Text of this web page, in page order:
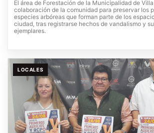
El área de Forestación de la Municipalidad de
colaboración de la comunidad para preservar los
especies arbóreas que forman parte de los
ciudad, tras registrarse hechos de vandalismo y
ejemplares.
LOCALES